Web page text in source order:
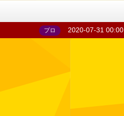
プロ 2020-07-31 00:00